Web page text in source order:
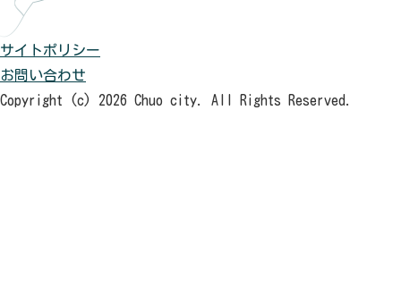
サイトポリシー
お問い合わせ
Copyright (c) 2026 Chuo city. All Rights Reserved.